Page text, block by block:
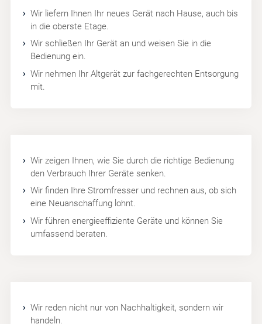
Wir liefern Ihnen Ihr neues Gerät nach Hause, auch bis
in die oberste Etage.
Wir schließen Ihr Gerät an und weisen Sie in die
Bedienung ein.
Wir nehmen Ihr Altgerät zur fachgerechten Entsorgung
mit.
Wir zeigen Ihnen, wie Sie durch die richtige Bedienung
den Verbrauch Ihrer Geräte senken.
Wir finden Ihre Stromfresser und rechnen aus, ob sich
eine Neuanschaffung lohnt.
Wir führen energieeffiziente Geräte und können Sie
umfassend beraten.
Wir reden nicht nur von Nachhaltigkeit, sondern wir
handeln.